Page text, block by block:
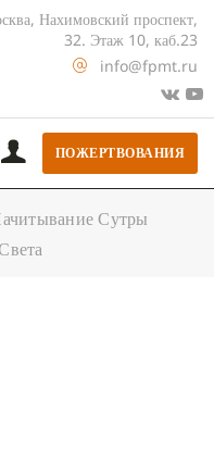
Нахимовский проспект,
32. Этаж 10, каб.23
info@fpmt.ru
ПОЖЕРТВОВАНИЯ
Сутры